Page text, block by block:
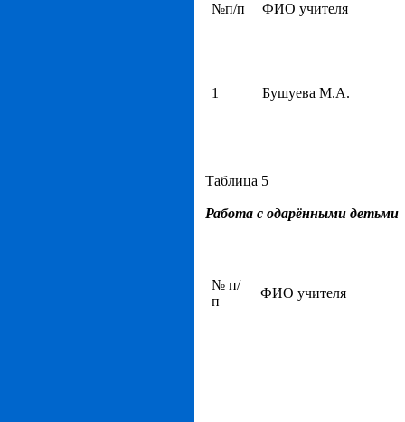
№п/п ФИО учителя
1 Бушуева М.А.
Таблица 5
Работа с одарёнными детьми
№ п/
п
ФИО учителя